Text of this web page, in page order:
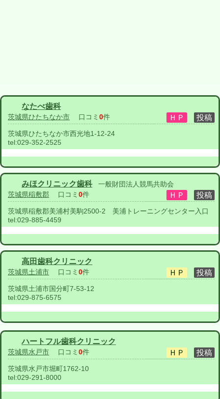
なたべ歯科
茨城県ひたちなか市 口コミ 0件
茨城県ひたちなか市西光地1-12-24
tel:029-352-2525
みほクリニック歯科
一般財団法人競馬共助会
茨城県稲敷郡 口コミ 0件
茨城県稲敷郡美浦村美駒2500-2 美浦トレーニングセンター入口
tel:029-885-4459
高田歯科クリニック
茨城県土浦市 口コミ 0件
茨城県土浦市国分町7-53-12
tel:029-875-6575
ハートフル歯科クリニック
茨城県水戸市 口コミ 0件
茨城県水戸市堀町1762-10
tel:029-291-8000